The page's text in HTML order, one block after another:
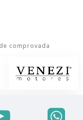
comprovada